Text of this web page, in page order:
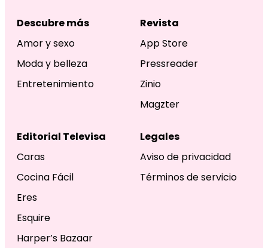
Descubre más
Amor y sexo
Moda y belleza
Entretenimiento
Revista
App Store
Pressreader
Zinio
Magzter
Editorial Televisa
Caras
Cocina Fácil
Eres
Esquire
Harper’s Bazaar
Legales
Aviso de privacidad
Términos de servicio